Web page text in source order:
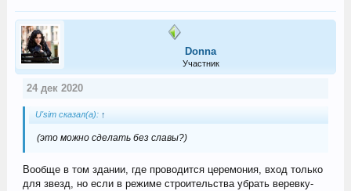
Donna
Участник
24 дек 2020
U'sim сказал(а): ↑
(это можно сделать без славы?)
Вообще в том здании, где проводится церемония, вход только
для звезд, но если в режиме строительства убрать веревку-